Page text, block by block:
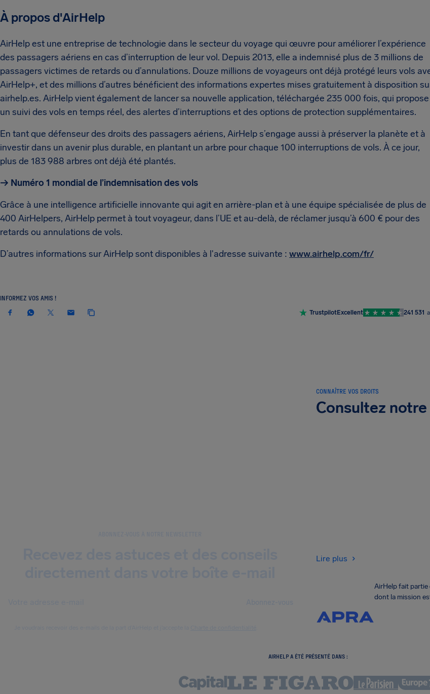
À propos d'AirHelp
AirHelp est une entreprise de technologie dans le secteur du voyage qui œuvre pour améliorer l’expérience
des passagers aériens en cas d’interruption de leur vol. Depuis 2013, elle a indemnisé plus de 3 millions de
passagers victimes de retards ou d’annulations. Douze millions de voyageurs ont déjà protégé leurs vols
AirHelp+, et des millions d’autres bénéficient des informations expertes mises gratuitement à disposition
airhelp.es. AirHelp vient également de lancer sa nouvelle application, téléchargée 235 000 fois, qui propose
un suivi des vols en temps réel, des alertes d’interruptions et des options de protection supplémentaires.
En tant que défenseur des droits des passagers aériens, AirHelp s’engage aussi à préserver la planète et à
investir dans un avenir plus durable, en plantant un arbre pour chaque 100 interruptions de vols. À ce jour,
plus de 183 988 arbres ont déjà été plantés.
→ Numéro 1 mondial de l’indemnisation des vols
Grâce à une intelligence artificielle innovante qui agit en arrière-plan et à une équipe spécialisée de plus de
400 AirHelpers, AirHelp permet à tout voyageur, dans l’UE et au-delà, de réclamer jusqu’à 600 € pour des
retards ou annulations de vols.
D’autres informations sur AirHelp sont disponibles à l'adresse suivante : www.airhelp.com/fr/
INFORMEZ VOS AMIS !
TrustpilotExcellent 241 531
CONNAÎTRE VOS DROITS
Consultez
Lire plus
AirHelp fait partie
dont la mission
AIRHELP A ÉTÉ PRÉSENTÉ DANS :